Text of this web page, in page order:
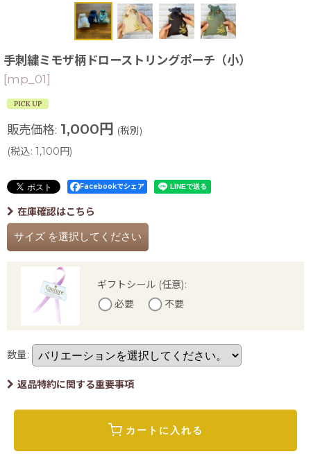
手刺繍ミモザ柄ドローストリングポーチ（小）
[mp_01]
販売価格: 1,000円 (税別)
(税込: 1,100円)
Facebookでシェア
在庫確認はこちら
サイズ を選択してください
ギフトシール (任意):
必要
不要
数量:
返品特約に関する重要事項
カートに入れる